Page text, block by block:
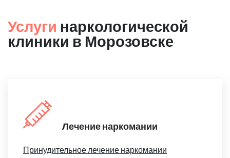
Услуги наркологической
клиники в Морозовске
Лечение наркомании
Принудительное лечение наркомании